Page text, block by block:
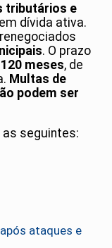
tributários e
dívida ativa.
. O prazo
120 meses, de
Multas de
podem ser
seguintes:
ataques e